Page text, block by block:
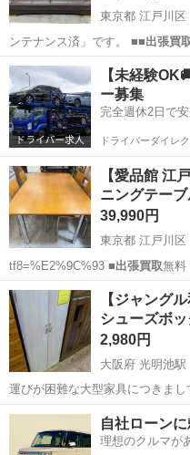
東京都 江戸川区
ンテナンス済」です。 ■■出張買
はこ…
東京 江戸川区 ソファ
【未経験
ー募集
完全週休2日で
ドライバーダイレク
【愛品館 江
ニングテー
39,990円
東京都 江戸川区
tf8=%E2%9C%93 ■出張買取無料
こ…
東京 江戸川区 ダイニン
【ジャング
シューズボ
2,980円
大阪府 光明池駅
運びが困難な大型家具につきまし
でお気軽にご相談く…
大阪 和泉市 光明池駅
自社ローン
理想のクルマが